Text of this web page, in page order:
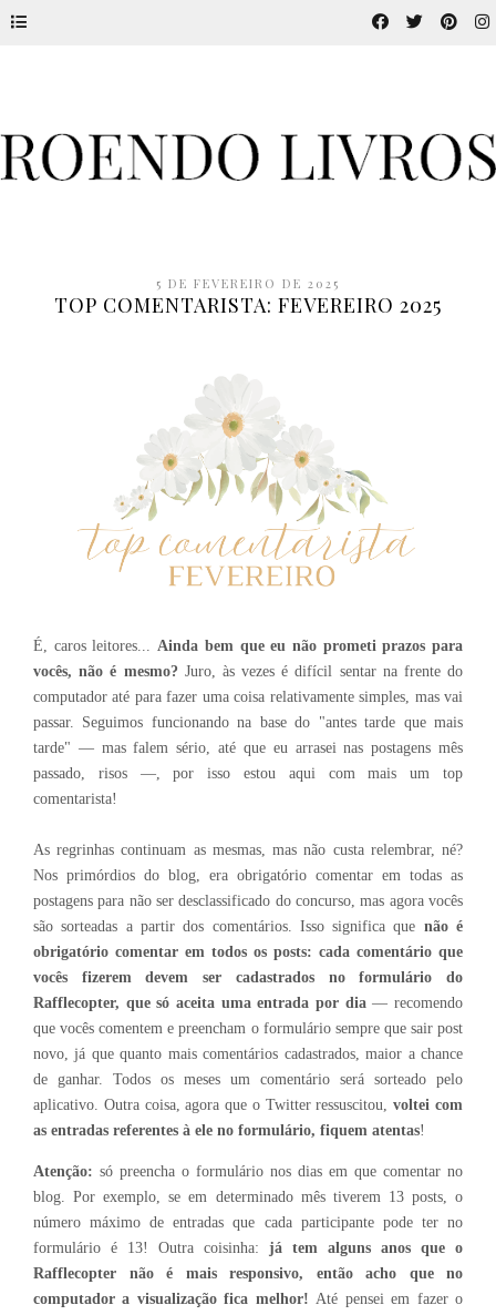
5 DE FEVEREIRO DE 2025
TOP COMENTARISTA: FEVEREIRO 2025
É, caros leitores...Ainda bem que eu não prometi prazos para
vocês, não é mesmo? Juro, às vezes é difícil sentar na frente do
computador até para fazer uma coisa relativamente simples, mas vai
passar. Seguimos funcionando na base do "antes tarde que mais
tarde" — mas falem sério, até que eu arrasei nas postagens mês
passado, risos —, por isso estou aqui com mais um top
comentarista!
As regrinhas continuam as mesmas, mas não custa relembrar, né?
Nos primórdios do blog, era obrigatório comentar em todas as
postagens para não ser desclassificado do concurso, mas agora vocês
são sorteadas a partir dos comentários. Isso significa que não é
obrigatório comentar em todos os posts: cada comentário que
vocês fizerem devem ser cadastrados no formulário do
Rafflecopter, que só aceita uma entrada por dia— recomendo
que vocês comentem e preencham o formulário sempre que sair post
novo, já que quanto mais comentários cadastrados, maior a chance
de ganhar. Todos os meses um comentário será sorteado pelo
aplicativo. Outra coisa, agora que o Twitter ressuscitou,voltei com
as entradas referentes à ele no formulário, fiquem atentas!
Atenção: só preencha o formulário nos dias em que comentar no
blog. Por exemplo, se em determinado mês tiverem 13 posts, o
número máximo de entradas que cada participante pode ter no
formulário é 13! Outra coisinha: já tem alguns anos que o
Rafflecopter não é mais responsivo, então acho que no
computador a visualização fica melhor!Até pensei em fazer o